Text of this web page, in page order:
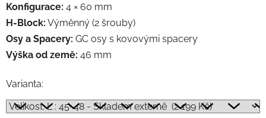
Konfigurace: 4 × 60 mm
H-Block: Výměnný (2 šrouby)
Osy a Spacery: GC osy s kovovými spacery
Výška od země: 46 mm
Varianta: